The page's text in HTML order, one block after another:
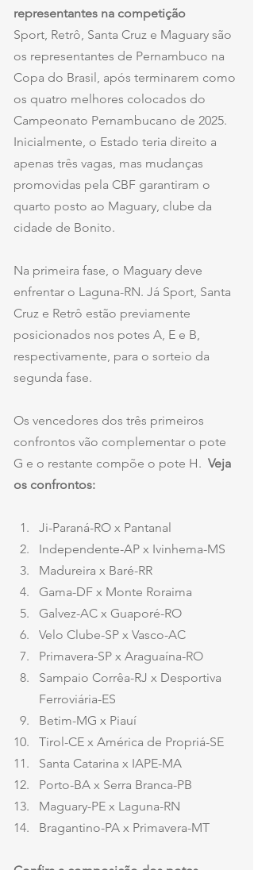
representantes na competição
Sport, Retrô, Santa Cruz e Maguary são
os representantes de Pernambuco na
Copa do Brasil, após terminarem como
os quatro melhores colocados do
Campeonato Pernambucano de 2025.
Inicialmente, o Estado teria direito a
apenas três vagas, mas mudanças
promovidas pela CBF garantiram o
quarto posto ao Maguary, clube da
cidade de Bonito.
Na primeira fase, o Maguary deve
enfrentar o Laguna-RN. Já Sport, Santa
Cruz e Retrô estão previamente
posicionados nos potes A, E e B,
respectivamente, para o sorteio da
segunda fase.
Os vencedores dos três primeiros
confrontos vão complementar o pote
G e o restante compõe o pote H. Veja
os confrontos:
Ji-Paraná-RO x Pantanal
Independente-AP x Ivinhema-MS
Madureira x Baré-RR
Gama-DF x Monte Roraima
Galvez-AC x Guaporé-RO
Velo Clube-SP x Vasco-AC
Primavera-SP x Araguaína-RO
Sampaio Corrêa-RJ x Desportiva
Ferroviária-ES
Betim-MG x Piauí
Tirol-CE x América de Propriá-SE
Santa Catarina x IAPE-MA
Porto-BA x Serra Branca-PB
Maguary-PE x Laguna-RN
Bragantino-PA x Primavera-MT